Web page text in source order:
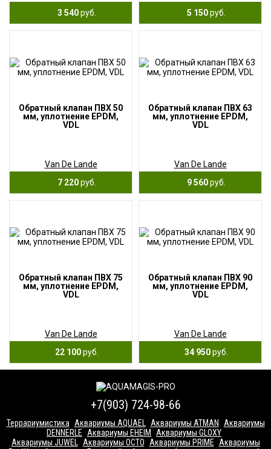
3 540руб.
5 150руб.
Обратный клапан ПВХ 50
мм, уплотнение EPDM,
VDL
Van De Lande
7 220руб.
Обратный клапан ПВХ 63
мм, уплотнение EPDM,
VDL
Van De Lande
9 560руб.
Обратный клапан ПВХ 75
мм, уплотнение EPDM,
VDL
Van De Lande
22 100руб.
Обратный клапан ПВХ 90
мм, уплотнение EPDM,
VDL
Van De Lande
34 950руб.
+7(903) 724-98-66
Террариумистика Аквариумы AQUAEL Аквариумы ATMAN
Аквариумы
DENNERLE
Аквариумы EHEIM
Аквариумы GLOXY
Аквариумы JUWEL
Аквариумы OCTO Аквариумы PRIME
Аквариумы